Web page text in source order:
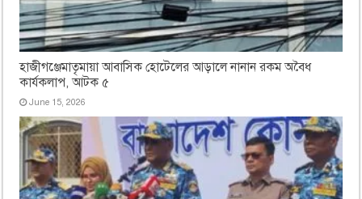
হাজীগঞ্জেমাতৃমায়া আবাসিক হোটেলের আড়ালে নানান রকম অবৈধ
কার্যকলাপ, আটক ৫
June 15, 2026